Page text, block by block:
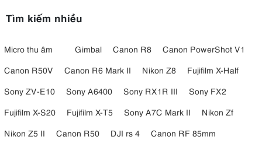
Tìm kiếm nhiều
Micro thu âm Gimbal Canon R8
Canon PowerShot V1
Canon R50V
Canon R6 Mark II Nikon Z8
Fujifilm X-Half
Sony ZV-E10
Sony A6400 Sony RX1R III
Sony FX2
Fujifilm X-S20
Fujifilm X-T5 Sony A7C Mark II
Nikon Zf
Nikon Z5 II
Canon R50 DJI rs 4
Canon RF 85mm